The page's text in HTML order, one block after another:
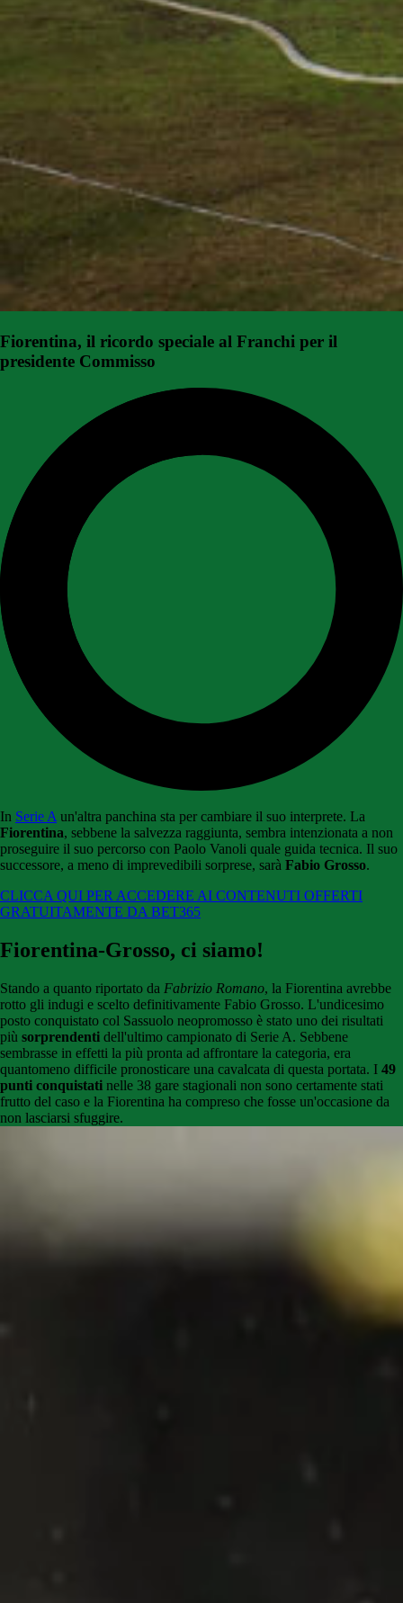
Fiorentina, il ricordo speciale al Franchi per il
presidente Commisso
In Serie Aun'altra panchina sta per cambiare il suo interprete. La
Fiorentina, sebbene la salvezza raggiunta, sembra intenzionata a non
proseguire il suo percorso con Paolo Vanoli quale guida tecnica. Il suo
successore, a meno di imprevedibili sorprese, sarà Fabio Grosso.
CLICCA QUI PER ACCEDERE AI CONTENUTI OFFERTI
GRATUITAMENTE DA BET365
Fiorentina-Grosso, ci siamo!
Stando a quanto riportato da Fabrizio Romano, la Fiorentina avrebbe
rotto gli indugi e scelto definitivamente Fabio Grosso. L'undicesimo
posto conquistato col Sassuolo neopromosso è stato uno dei risultati
più sorprendenti dell'ultimo campionato di Serie A. Sebbene
sembrasse in effetti la più pronta ad affrontare la categoria, era
quantomeno difficile pronosticare una cavalcata di questa portata. I 49
punti conquistati nelle 38 gare stagionali non sono certamente stati
frutto del caso e la Fiorentina ha compreso che fosse un'occasione da
non lasciarsi sfuggire.